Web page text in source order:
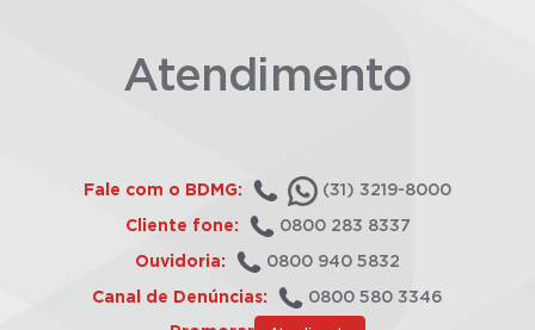
Atendimento
Fale com o BDMG: (31) 3219-8000
Cliente fone: 0800 283 8337
Ouvidoria: 0800 940 5832
Canal de Denúncias: 0800 580 3346